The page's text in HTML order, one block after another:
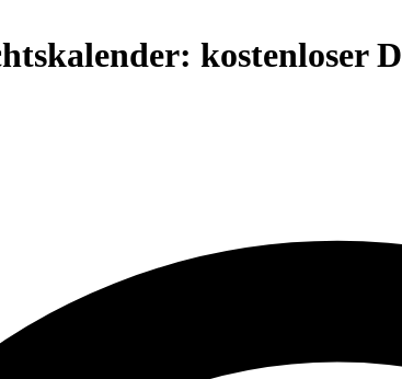
kostenloser